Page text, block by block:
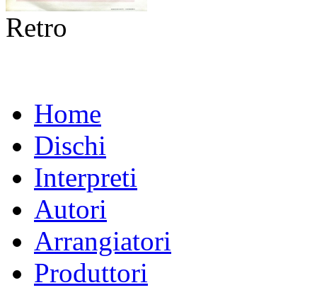
Retro
Home
Dischi
Interpreti
Autori
Arrangiatori
Produttori